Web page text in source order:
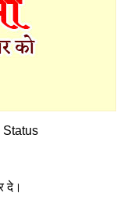
Status
दे।